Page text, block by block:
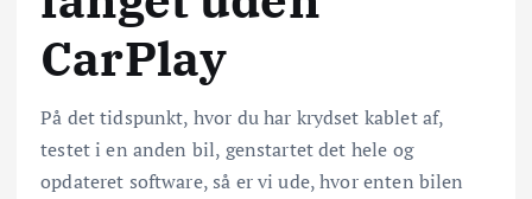
CarPlay
På det tidspunkt, hvor du har krydset kablet af,
testet i en anden bil, genstartet det hele og
opdateret software, så er vi ude, hvor enten bilen